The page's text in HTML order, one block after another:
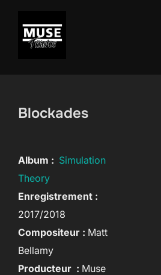
contenu
Blockades
Album : Simulation
Theory
Enregistrement :
2017/2018
Compositeur : Matt
Bellamy
Producteur : Muse